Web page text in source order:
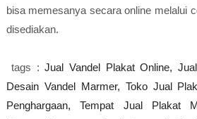
bisa memesanya secara online melalui
disediakan.
tags :Jual Vandel Plakat Online,
Desain Vandel Marmer, Toko Jual
Penghargaan,
Tempat Jual Plakat